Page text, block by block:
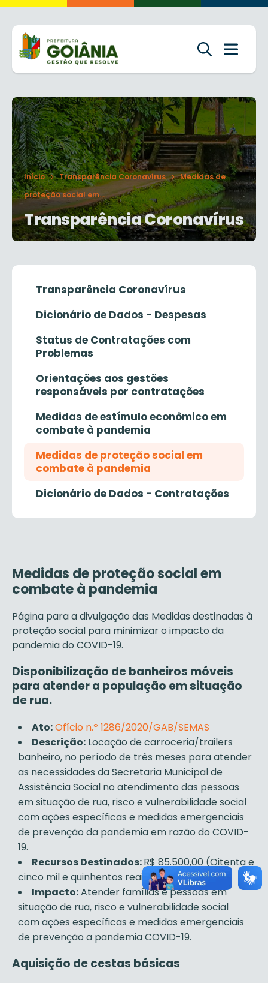
Início Transparência Coronavírus
Medidas de
proteção social em...
Transparência Coronavírus
Transparência Coronavírus
Dicionário de Dados - Despesas
Status de Contratações com
Problemas
Orientações aos gestões
responsáveis por contratações
Medidas de estímulo econômico em
combate à pandemia
Medidas de proteção social em
combate à pandemia
Dicionário de Dados - Contratações
Medidas de proteção social em
combate à pandemia
Página para a divulgação das Medidas destinadas à
proteção social para minimizar o impacto da
pandemia do COVID-19.
Disponibilização de banheiros móveis
para atender a população em situação
de rua.
Ato:Ofício n.º 1286/2020/GAB/SEMAS
Descrição: Locação de carroceria/trailers
banheiro, no período de três meses para atender
as necessidades da Secretaria Municipal de
Assistência Social no atendimento das pessoas
em situação de rua, risco e vulnerabilidade social
com ações específicas e medidas emergenciais
de prevenção da pandemia em razão do COVID-
19.
Recursos Destinados:R$ 85.500,00 (Oitenta e
cinco mil e quinhentos reais)
Impacto:Atender famílias e pessoas em
situação de rua, risco e vulnerabilidade social
com ações específicas e medidas emergenciais
de prevenção a pandemia COVID-19.
Aquisição de cestas básicas